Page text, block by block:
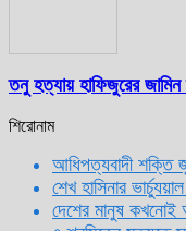
তনু হত্যায় হাফিজুরের জামিন
শিরোনাম
আধিপত্যবাদী শক্তি
শেখ হাসিনার
দেশের মানুষ কখনোই